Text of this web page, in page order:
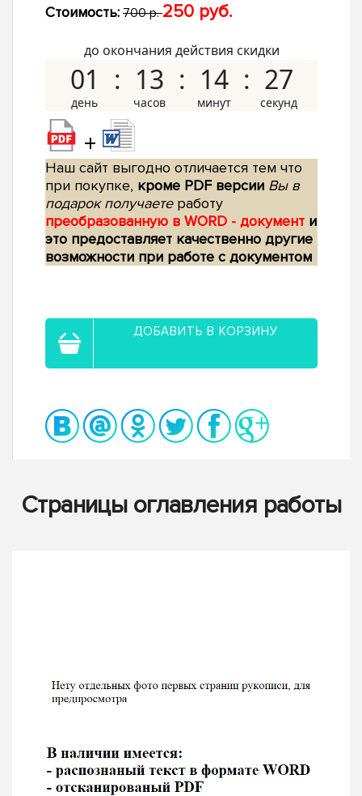
Стоимость: 700 р.250 руб.
до окончания действия скидки
01 13 14 26
+
Наш сайт выгодно отличается тем что
при покупке, кроме PDF версии Вы в
подарок получаетеработу
преобразованную в WORD - документ и
это предоставляет качественно другие
возможности при работе с документом
ДОБАВИТЬ В КОРЗИНУ
Страницы оглавления работы